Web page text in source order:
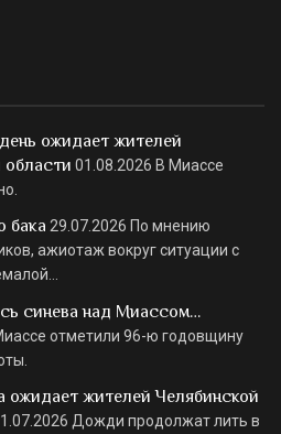
ожидает жителей
области 01.08.2026 В Миассе
бака 29.07.2026 По мнению
ажиотаж вокруг ситуации с
синева над Миассом…
отметили 96-ю годовщину
ожидает жителей Челябинской
Дожди продолжат лить в